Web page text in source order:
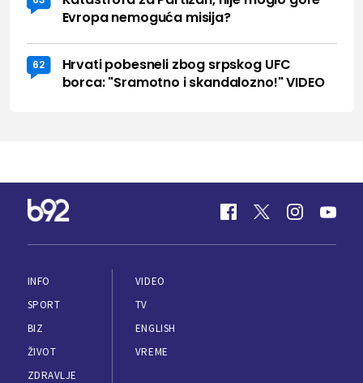
Evropa nemoguća misija?
62
Hrvati pobesneli zbog srpskog UFC
borca: "Sramotno i skandalozno!" VIDEO
INFO
SPORT
BIZ
ŽIVOT
ZDRAVLJE
VIDEO
TV
ENGLISH
VREME